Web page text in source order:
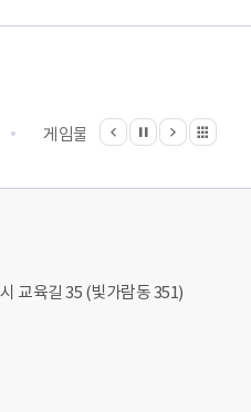
게임물관리위원회
이전
정지
다음 관련기관 전체보기
교육길 35 (빛가람동 351)